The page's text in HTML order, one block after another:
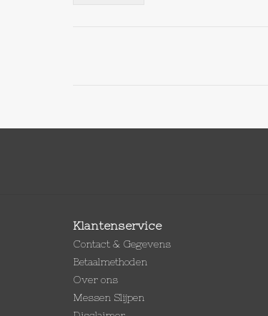
Klantenservice
Contact & Gegevens
Betaalmethoden
Over ons
Messen Slijpen